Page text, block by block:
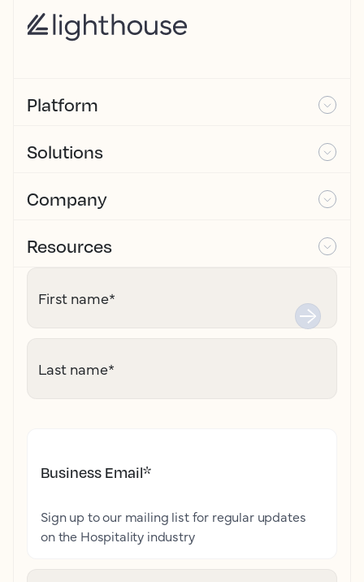
Platform
Solutions
Company
Resources
First name*
Last name*
Business Email*
Sign up to our mailing list for regular updates
on the Hospitality industry